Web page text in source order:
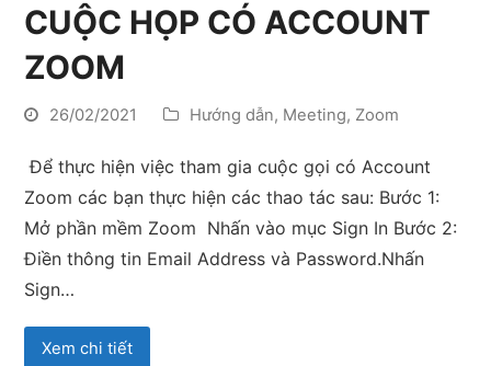
CUỘC HỌP CÓ ACCOUNT
ZOOM
26/02/2021 Hướng dẫn, Meeting, Zoom
Để thực hiện việc tham gia cuộc gọi có Account
Zoom các bạn thực hiện các thao tác sau: Bước 1:
Mở phần mềm Zoom Nhấn vào mục Sign In Bước 2:
Điền thông tin Email Address và Password.Nhấn
Sign…
Xem chi tiết